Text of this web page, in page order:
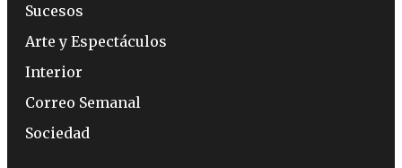
Sucesos
Arte y Espectáculos
Interior
Correo Semanal
Sociedad